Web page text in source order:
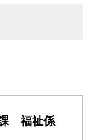
課 福祉係